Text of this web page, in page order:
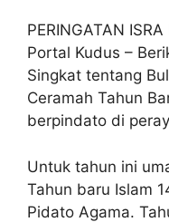
PERINGATAN
Portal Kudus –
Singkat tentang
Ceramah Tahun
berpindato di
Untuk tahun ini
Tahun baru Islam
Pidato Agama.